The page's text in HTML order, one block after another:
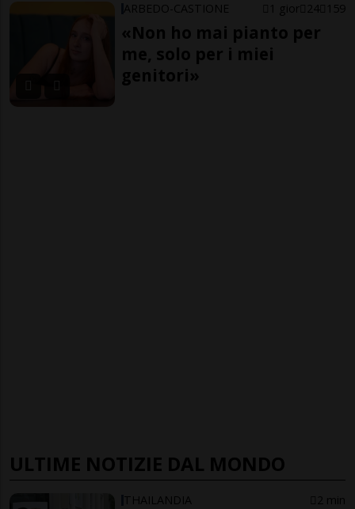
ARBEDO-CASTIONE 1 gior 24 159
«Non ho mai pianto per
me, solo per i miei
genitori»
ULTIME NOTIZIE DAL MONDO
THAILANDIA 2 min